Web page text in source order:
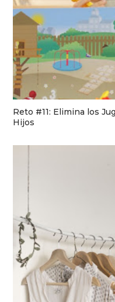
Reto #11: Elimina los
Hijos